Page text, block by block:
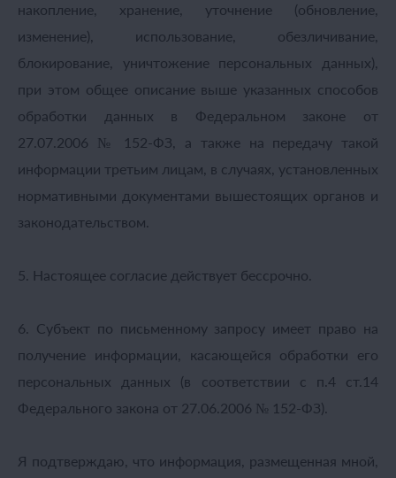
накопление, хранение, уточнение (обновление,
изменение), использование, обезличивание,
блокирование, уничтожение персональных данных),
при этом общее описание выше указанных способов
обработки данных в Федеральном законе от
27.07.2006 № 152-ФЗ, а также на передачу такой
информации третьим лицам, в случаях, установленных
нормативными документами вышестоящих органов и
законодательством.
5. Настоящее согласие действует бессрочно.
6. Субъект по письменному запросу имеет право на
получение информации, касающейся обработки его
персональных данных (в соответствии с п.4 ст.14
Федерального закона от 27.06.2006 № 152-ФЗ).
Я подтверждаю, что информация, размещенная мной,